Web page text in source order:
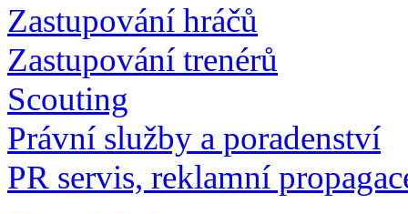
Zastupování hráčů
Zastupování trenérů
Scouting
Právní služby a poradenství
PR servis, reklamní